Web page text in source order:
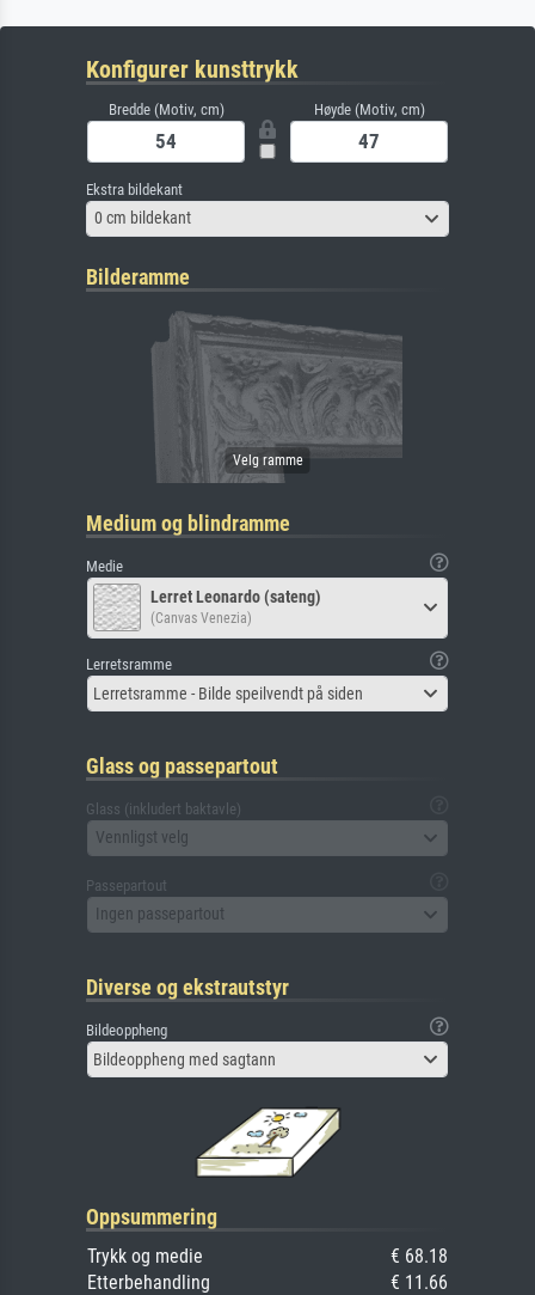
Konfigurer kunsttrykk
Bredde (Motiv, cm) Høyde (Motiv, cm)
Ekstra bildekant
0 cm bildekant
Bilderamme
Medium og blindramme
Medie
Lerret Leonardo (sateng)
(Canvas Venezia)
Lerretsramme
Lerretsramme - Bilde speilvendt på siden
Glass og passepartout
Glass (inkludert baktavle)
Vennligst velg
Passepartout
Ingen passepartout
Diverse og ekstrautstyr
Bildeoppheng
Bildeoppheng med sagtann
Oppsummering
Trykk og medie
€ 68.18
Etterbehandling
€ 11.66